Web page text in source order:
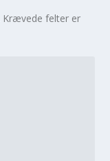
Krævede felter er